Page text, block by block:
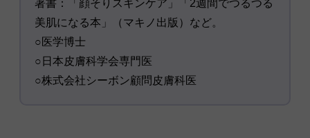
著書：「顔そりスキンケア」「2週間でつるつる
美肌になる本」（マキノ出版）など。
○医学博士
○日本皮膚科学会専門医
○株式会社シーボン顧問皮膚科医